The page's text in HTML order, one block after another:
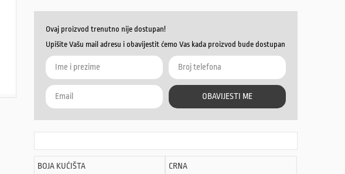
Ovaj proizvod trenutno nije dostupan!
Upišite Vašu mail adresu i obavijestit ćemo Vas kada proizvod bude dostupan
OBAVIJESTI ME
BOJA KUĆIŠTA CRNA